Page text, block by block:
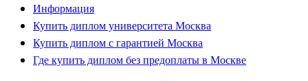
Информация
Купить диплом университета Москва
Купить диплом с гарантией Москва
Где купить диплом без предоплаты в Москве